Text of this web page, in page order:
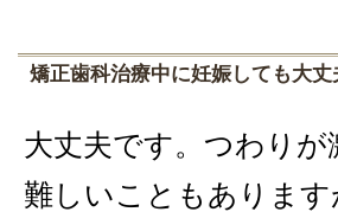
矯正歯科治療中に妊娠しても大丈
大丈夫です。つわり
難しいこともありま